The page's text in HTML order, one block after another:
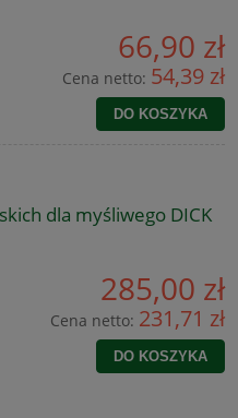
66,90 zł
Cena netto: 54,39 zł
DO KOSZYKA
dla myśliwego DICK
285,00 zł
Cena netto: 231,71 zł
DO KOSZYKA